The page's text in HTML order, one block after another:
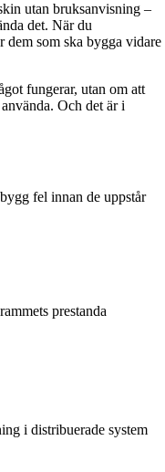
utan bruksanvisning –
det. När du
dem som ska bygga vidare
fungerar, utan om att
Och det är i
fel innan de uppstår
prestanda
i distribuerade system